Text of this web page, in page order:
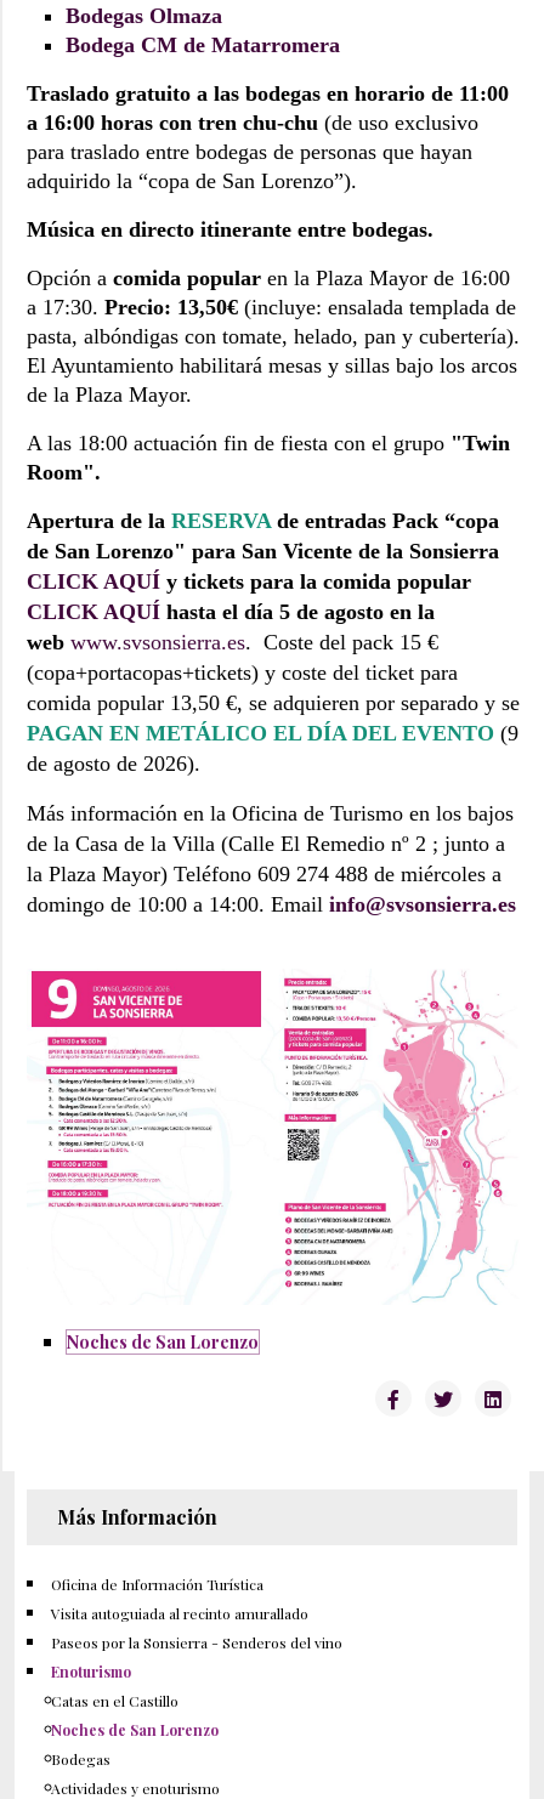
Bodegas Olmaza
Bodega CM de Matarromera
Traslado gratuito a las bodegas en horario de 11:00
a 16:00 horas con tren chu-chu (de uso exclusivo
para traslado entre bodegas de personas que hayan
adquirido la “copa de San Lorenzo”).
Música en directo itinerante entre bodegas.
Opción a comida popular en la Plaza Mayor de 16:00
a 17:30. Precio: 13,50€ (incluye: ensalada templada de
pasta, albóndigas con tomate, helado, pan y cubertería).
El Ayuntamiento habilitará mesas y sillas bajo los arcos
de la Plaza Mayor.
A las 18:00 actuación fin de fiesta con el grupo "Twin
Room".
Apertura de la RESERVA de entradas Pack “copa
de San Lorenzo" para San Vicente de la Sonsierra
CLICK AQUÍ y tickets para la comida popular
CLICK AQUÍ hasta el día 5 de agosto en la
web www.svsonsierra.es. Coste del pack 15 €
(copa+portacopas+tickets) y coste del ticket para
comida popular 13,50 €, se adquieren por separado y se
PAGAN EN METÁLICO EL DÍA DEL EVENTO (9
de agosto de 2026).
Más información en la Oficina de Turismo en los bajos
de la Casa de la Villa (Calle El Remedio nº 2 ; junto a
la Plaza Mayor) Teléfono 609 274 488 de miércoles a
domingo de 10:00 a 14:00. Email info@svsonsierra.es
Noches de San Lorenzo
Más Información
Oficina de Información Turística
Visita autoguiada al recinto amurallado
Paseos por la Sonsierra - Senderos del vino
Enoturismo
Catas en el Castillo
Noches de San Lorenzo
Bodegas
Actividades y enoturismo